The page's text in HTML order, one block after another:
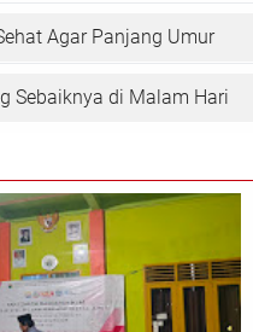
Agar Panjang Umur
Sebaiknya di Malam Hari